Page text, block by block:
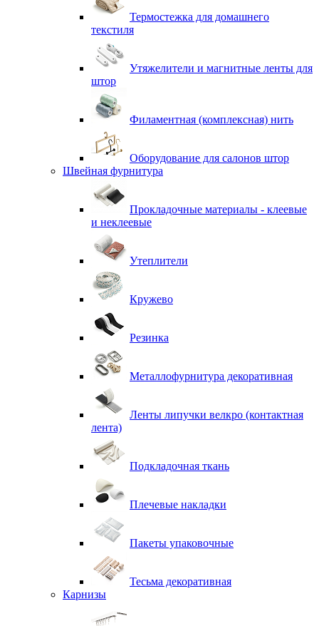
Термостежка для домашнего
текстиля
Утяжелители и магнитные ленты для
штор
Филаментная (комплексная) нить
Оборудование для салонов штор
Швейная фурнитура
Прокладочные материалы - клеевые
и неклеевые
Утеплители
Кружево
Резинка
Металлофурнитура декоративная
Ленты липучки велкро (контактная
лента)
Подкладочная ткань
Плечевые накладки
Пакеты упаковочные
Тесьма декоративная
Карнизы